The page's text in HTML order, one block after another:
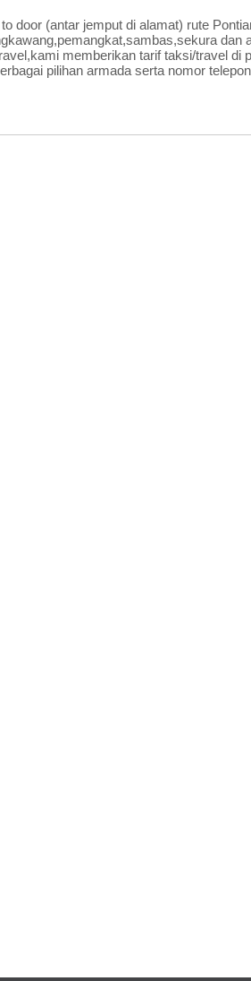
door (antar jemput di alamat) rute
dan
memberikan tarif taksi/travel di
pilihan armada serta nomor